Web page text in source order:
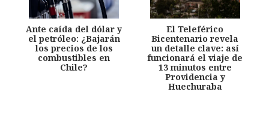
Ante caída del dólar y
el petróleo: ¿Bajarán
los precios de los
combustibles en
Chile?
El Teleférico
Bicentenario revela
un detalle clave: así
funcionará el viaje de
13 minutos entre
Providencia y
Huechuraba